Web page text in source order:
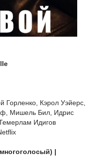
Горленко, Кэрол Уэйерс,
Мишель Бил, Идрис
Идигов
|